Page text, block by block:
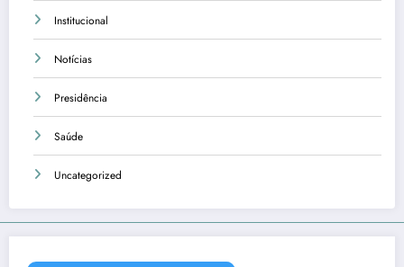
Institucional
Notícias
Presidência
Saúde
Uncategorized